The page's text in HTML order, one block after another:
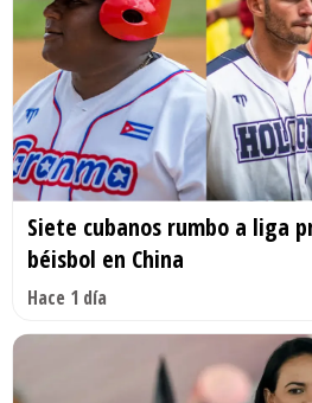
Siete cubanos rumbo a liga
béisbol en China
Hace 1 día